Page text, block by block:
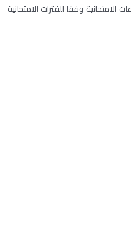
الامتحانية وفقا للفترات الامتحانية